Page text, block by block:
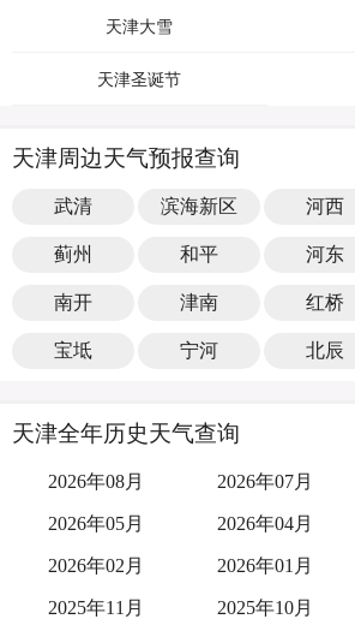
天津大雪
天津圣诞节
天津周边天气预报查询
武清 滨海新区 河西
蓟州 和平 河东
南开 津南 红桥
宝坻 宁河 北辰
天津全年历史天气查询
2026年08月 2026年07月
2026年05月 2026年04月
2026年02月 2026年01月
2025年11月 2025年10月